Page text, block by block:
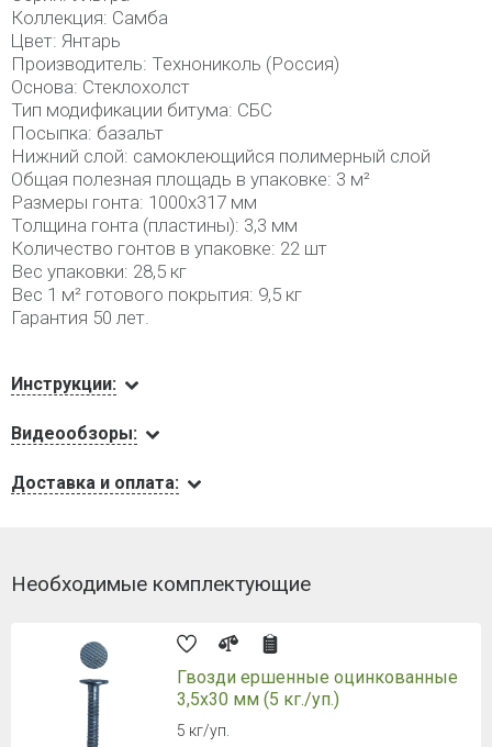
Коллекция: Самба
Цвет: Янтарь
Производитель: Технониколь (Россия)
Основа: Стеклохолст
Тип модификации битума: СБС
Посыпка: базальт
Нижний слой: самоклеющийся полимерный слой
Общая полезная площадь в упаковке: 3 м²
Размеры гонта: 1000х317 мм
Толщина гонта (пластины): 3,3 мм
Количество гонтов в упаковке: 22 шт
Вес упаковки: 28,5 кг
Вес 1 м² готового покрытия: 9,5 кг
Гарантия 50 лет.
Инструкции:
Видеообзоры:
Доставка и оплата:
Необходимые комплектующие
Гвозди ершенные оцинкованные
3,5х30 мм (5 кг./уп.)
5 кг/уп.